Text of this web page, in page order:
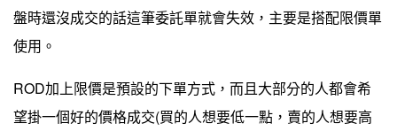
盤時還沒成交的話這筆委託單就會失效，主要是搭配限價單
使用。
ROD加上限價是預設的下單方式，而且大部分的人都會希
望掛一個好的價格成交(買的人想要低一點，賣的人想要高